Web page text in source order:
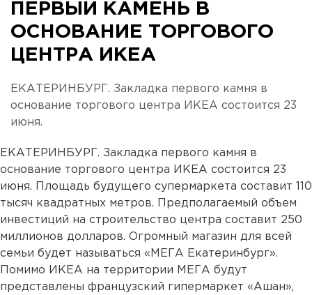
ПЕРВЫЙ КАМЕНЬ В
ОСНОВАНИЕ ТОРГОВОГО
ЦЕНТРА ИКЕА
ЕКАТЕРИНБУРГ. Закладка первого камня в
основание торгового центра ИКЕА состоится 23
июня.
ЕКАТЕРИНБУРГ. Закладка первого камня в
основание торгового центра ИКЕА состоится 23
июня. Площадь будущего супермаркета составит 110
тысяч квадратных метров. Предполагаемый объем
инвестиций на строительство центра составит 250
миллионов долларов. Огромный магазин для всей
семьи будет называться «МЕГА Екатеринбург».
Помимо ИКЕА на территории МЕГА будут
представлены французский гипермаркет «Ашан»,